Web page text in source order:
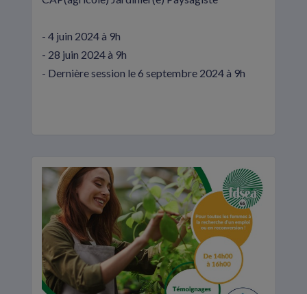
- 4 juin 2024 à 9h
- 28 juin 2024 à 9h
- Dernière session le 6 septembre 2024 à 9h